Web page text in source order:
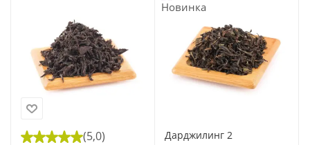
(5,0) Дарджилинг 2